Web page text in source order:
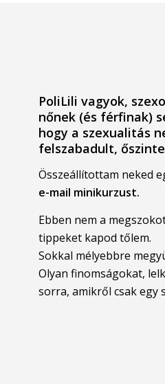
PoliLili vagyok,
nőnek (és férfinak)
hogy a szexualitás
felszabadult,
Összeállítottam neked
e-mail minikurzust.
Ebben nem a
tippeket kapod tőlem.
Sokkal mélyebbre
Olyan finomságokat,
sorra, amikről csak egy